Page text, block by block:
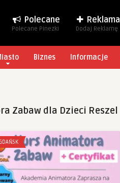
Polecane
Polecane Pinezki
Reklama
Dodaj Reklamę
Biznes Informacje
Zabaw dla Dzieci Reszel